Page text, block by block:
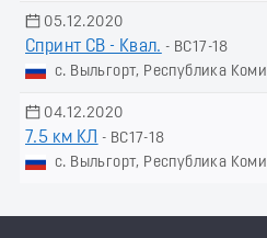
05.12.2020
Спринт СВ - Квал. - ВС17-18
с. Выльгорт, Республика Коми
04.12.2020
7.5 км КЛ
- ВС17-18
с. Выльгорт, Республика Коми